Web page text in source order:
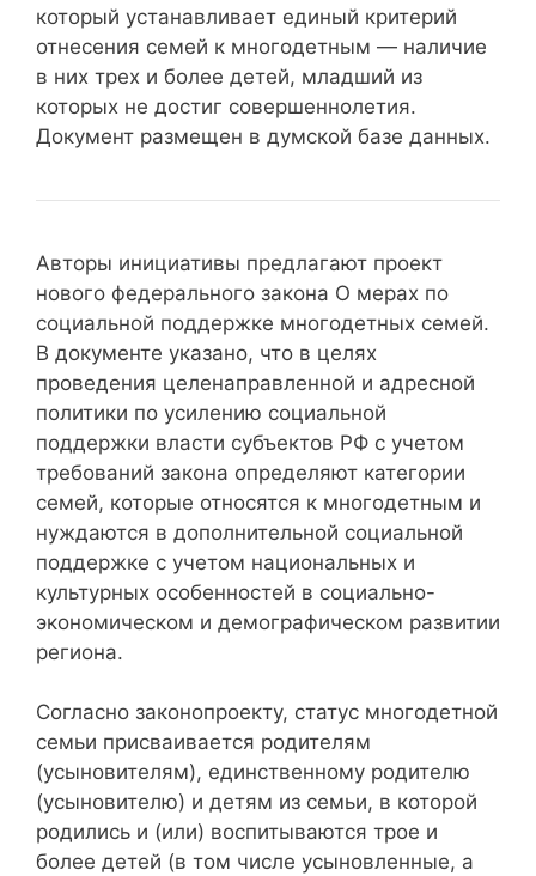
который устанавливает единый критерий
отнесения семей к многодетным — наличие
в них трех и более детей, младший из
которых не достиг совершеннолетия.
Документ размещен в думской базе данных.
Авторы инициативы предлагают проект
нового федерального закона О мерах по
социальной поддержке многодетных семей.
В документе указано, что в целях
проведения целенаправленной и адресной
политики по усилению социальной
поддержки власти субъектов РФ с учетом
требований закона определяют категории
семей, которые относятся к многодетным и
нуждаются в дополнительной социальной
поддержке с учетом национальных и
культурных особенностей в социально-
экономическом и демографическом развитии
региона.
Согласно законопроекту, статус многодетной
семьи присваивается родителям
(усыновителям), единственному родителю
(усыновителю) и детям из семьи, в которой
родились и (или) воспитываются трое и
более детей (в том числе усыновленные, а